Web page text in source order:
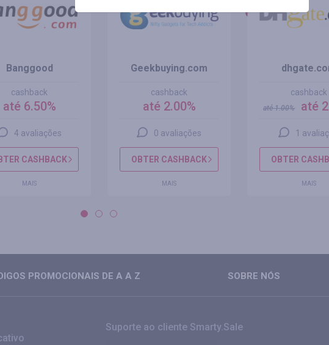
Banggood
cashback
até 6.50%
4 avaliações
CASHBACK
MAIS
Geekbuying.com
cashback
até 2.00%
0 avaliações
OBTER CASHBACK
MAIS
cashback
até1.00% até
1
OBTER
MAIS
PROMOCIONAIS DE A A Z SOBRE NÓS
Suporte ao cliente Smarty.Sale